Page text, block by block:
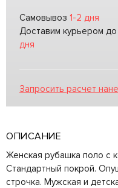
Самовывоз 1-2 дня
Доставим курьером
дня
Запросить расчет
ОПИСАНИЕ
Женская рубашка поло с
Стандартный покрой.
строчка. Мужская и